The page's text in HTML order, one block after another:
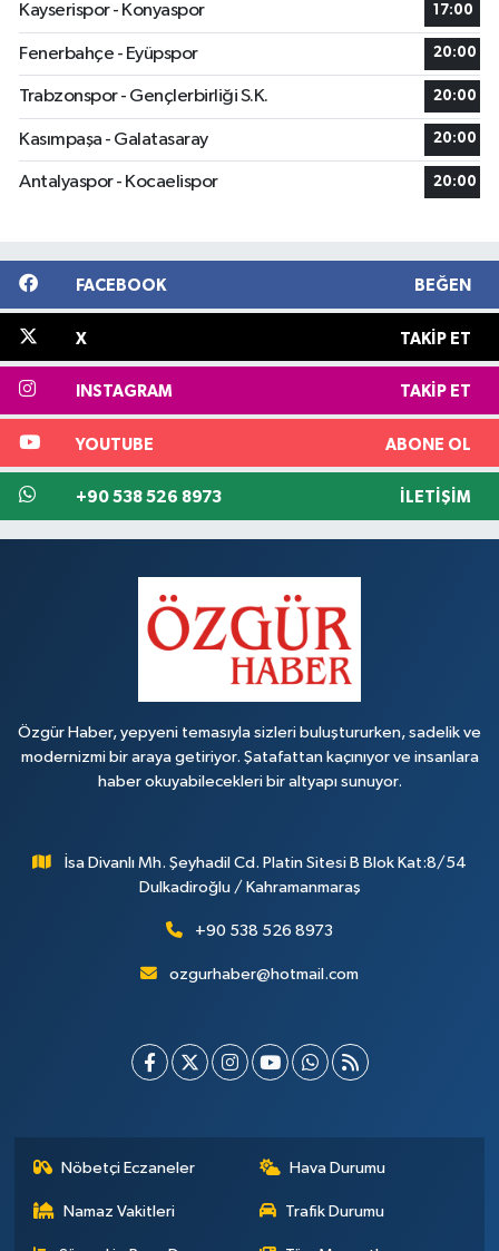
Kayserispor - Konyaspor
17:00
Fenerbahçe - Eyüpspor 20:00
Trabzonspor - Gençlerbirliği S.K. 20:00
Kasımpaşa - Galatasaray 20:00
Antalyaspor - Kocaelispor 20:00
FACEBOOK BEĞEN
X TAKIP ET
INSTAGRAM TAKIP ET
YOUTUBE ABONE OL
+90 538 526 8973 İLETIŞIM
Özgür Haber, yepyeni temasıyla sizleri buluştururken, sadelik ve
modernizmi bir araya getiriyor. Şatafattan kaçınıyor ve insanlara
haber okuyabilecekleri bir altyapı sunuyor.
İsa Divanlı Mh. Şeyhadil Cd. Platin Sitesi B Blok Kat:8/54
Dulkadiroğlu / Kahramanmaraş
+90 538 526 8973
ozgurhaber@hotmail.com
Nöbetçi Eczaneler Hava Durumu
Namaz Vakitleri Trafik Durumu